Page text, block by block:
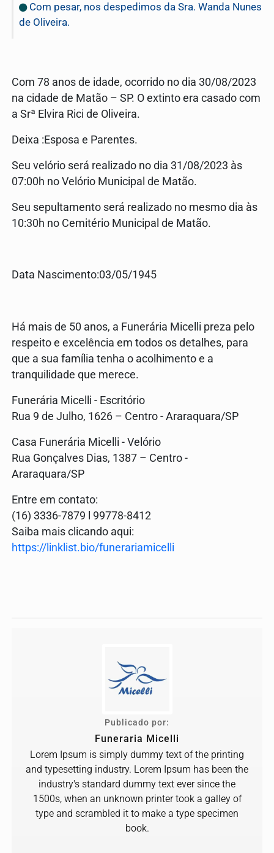
Com pesar, nos despedimos da Sra. Wanda Nunes
de Oliveira.
Com 78 anos de idade, ocorrido no dia 30/08/2023
na cidade de Matão – SP. O extinto era casado com
a Srª Elvira Rici de Oliveira.
Deixa :Esposa e Parentes.
Seu velório será realizado no dia 31/08/2023 às
07:00h no Velório Municipal de Matão.
Seu sepultamento será realizado no mesmo dia às
10:30h no Cemitério Municipal de Matão.
Data Nascimento:03/05/1945
Há mais de 50 anos, a Funerária Micelli preza pelo
respeito e excelência em todos os detalhes, para
que a sua família tenha o acolhimento e a
tranquilidade que merece.
Funerária Micelli - Escritório
Rua 9 de Julho, 1626 – Centro - Araraquara/SP
Casa Funerária Micelli - Velório
Rua Gonçalves Dias, 1387 – Centro -
Araraquara/SP
Entre em contato:
(16) 3336-7879 l 99778-8412
Saiba mais clicando aqui:
https://linklist.bio/funerariamicelli
Publicado por:
Funeraria Micelli
Lorem Ipsum is simply dummy text of the printing
and typesetting industry. Lorem Ipsum has been the
industry's standard dummy text ever since the
1500s, when an unknown printer took a galley of
type and scrambled it to make a type specimen
book.